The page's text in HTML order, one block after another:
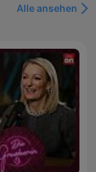
Alle ansehen